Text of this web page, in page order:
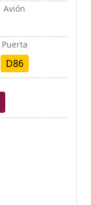
Avión
Puerta
D86